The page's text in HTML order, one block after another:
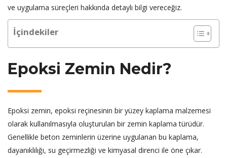
ve uygulama süreçleri hakkında detaylı bilgi vereceğiz.
İçindekiler
Epoksi Zemin Nedir?
Epoksi zemin, epoksi reçinesinin bir yüzey kaplama malzemesi
olarak kullanılmasıyla oluşturulan bir zemin kaplama türüdür.
Genellikle beton zeminlerin üzerine uygulanan bu kaplama,
dayanıklılığı, su geçirmezliği ve kimyasal direnci ile öne çıkar.